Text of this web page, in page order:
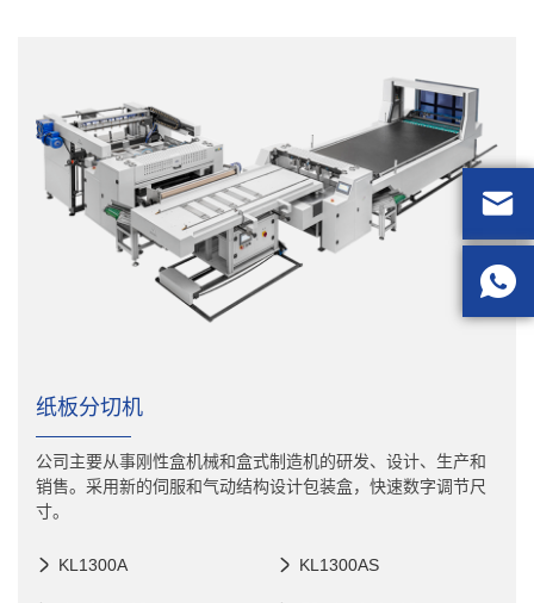
纸板分切机
公司主要从事刚性盒机械和盒式制造机的研发、设计、生产和
销售。采用新的伺服和气动结构设计包装盒，快速数字调节尺
寸。
KL1300A KL1300AS

